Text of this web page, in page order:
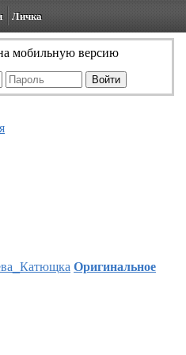
Личка
мобильную версию
Оригинальное